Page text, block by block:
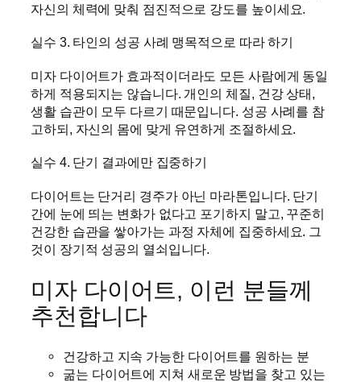
자신의 체력에 맞춰 점진적으로 강도를 높이세요.
실수 3. 타인의 성공 사례 맹목적으로 따라 하기
미자 다이어트가 효과적이더라도 모든 사람에게 동일
하게 적용되지는 않습니다. 개인의 체질, 건강 상태,
생활 습관이 모두 다르기 때문입니다. 성공 사례를 참
고하되, 자신의 몸에 맞게 유연하게 조절하세요.
실수 4. 단기 결과에만 집중하기
다이어트는 단거리 경주가 아닌 마라톤입니다. 단기
간에 눈에 띄는 변화가 없다고 포기하지 말고, 꾸준히
건강한 습관을 쌓아가는 과정 자체에 집중하세요. 그
것이 장기적 성공의 열쇠입니다.
미자 다이어트, 이런 분들께
추천합니다
건강하고 지속 가능한 다이어트를 원하는 분
굶는 다이어트에 지쳐 새로운 방법을 찾고 있는